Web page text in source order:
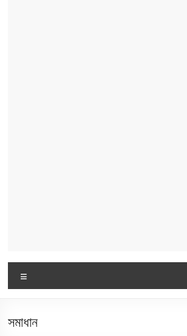
সমাধান